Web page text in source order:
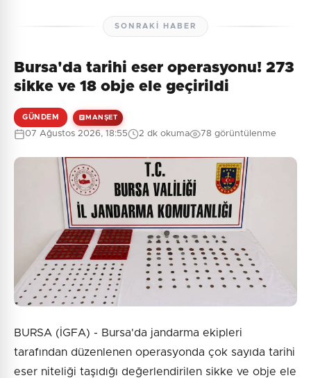
SONRAKI HABER
Bursa'da tarihi eser operasyonu! 273
sikke ve 18 obje ele geçirildi
GÜNDEM MANŞET
07 Ağustos 2026, 18:55 2 dk okuma 78 görüntülenme
BURSA (İGFA) - Bursa'da jandarma ekipleri
tarafından düzenlenen operasyonda çok sayıda tarihi
eser niteliği taşıdığı değerlendirilen sikke ve obje ele